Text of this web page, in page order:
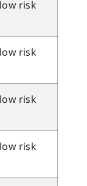
low risk
low risk
low risk
low risk